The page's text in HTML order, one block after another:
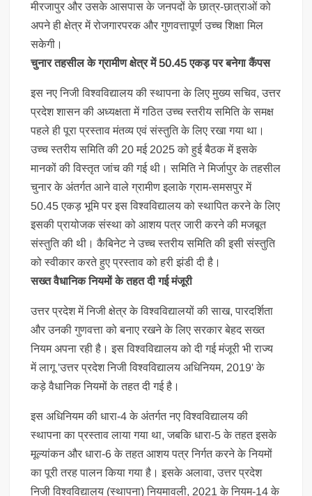
मीरजापुर और उसके आसपास के जनपदों के छात्र-छात्राओं को
अपने ही क्षेत्र में रोजगारपरक और गुणवत्तापूर्ण उच्च शिक्षा मिल
सकेगी।
चुनार तहसील के ग्रामीण क्षेत्र में 50.45 एकड़ पर बनेगा कैंपस
इस नए निजी विश्वविद्यालय की स्थापना के लिए मुख्य सचिव, उत्तर
प्रदेश शासन की अध्यक्षता में गठित उच्च स्तरीय समिति के समक्ष
पहले ही पूरा प्रस्ताव मंतव्य एवं संस्तुति के लिए रखा गया था।
उच्च स्तरीय समिति की 20 मई 2025 को हुई बैठक में इसके
मानकों की विस्तृत जांच की गई थी। समिति ने मिर्जापुर के तहसील
चुनार के अंतर्गत आने वाले ग्रामीण इलाके ग्राम-समसपुर में
50.45 एकड़ भूमि पर इस विश्वविद्यालय को स्थापित करने के लिए
इसकी प्रायोजक संस्था को आशय पत्र जारी करने की मजबूत
संस्तुति की थी। कैबिनेट ने उच्च स्तरीय समिति की इसी संस्तुति
को स्वीकार करते हुए प्रस्ताव को हरी झंडी दी है।
सख्त वैधानिक नियमों के तहत दी गई मंजूरी
उत्तर प्रदेश में निजी क्षेत्र के विश्वविद्यालयों की साख, पारदर्शिता
और उनकी गुणवत्ता को बनाए रखने के लिए सरकार बेहद सख्त
नियम अपना रही है। इस विश्वविद्यालय को दी गई मंजूरी भी राज्य
में लागू 'उत्तर प्रदेश निजी विश्वविद्यालय अधिनियम, 2019' के
कड़े वैधानिक नियमों के तहत दी गई है।
इस अधिनियम की धारा-4 के अंतर्गत नए विश्वविद्यालय की
स्थापना का प्रस्ताव लाया गया था, जबकि धारा-5 के तहत इसके
मूल्यांकन और धारा-6 के तहत आशय पत्र निर्गत करने के नियमों
का पूरी तरह पालन किया गया है। इसके अलावा, उत्तर प्रदेश
निजी विश्वविद्यालय (स्थापना) नियमावली, 2021 के नियम-14 के